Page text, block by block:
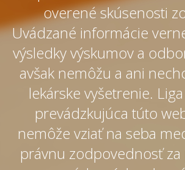
overené skúsenosti
Uvádzané informácie
výsledky výskumov a
avšak nemôžu a ani
lekárske vyšetrenie.
prevádzkujúca túto
nemôže vziať na seba
právnu zodpovednosť za